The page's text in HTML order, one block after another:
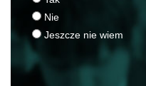
Nie
Jeszcze nie wiem